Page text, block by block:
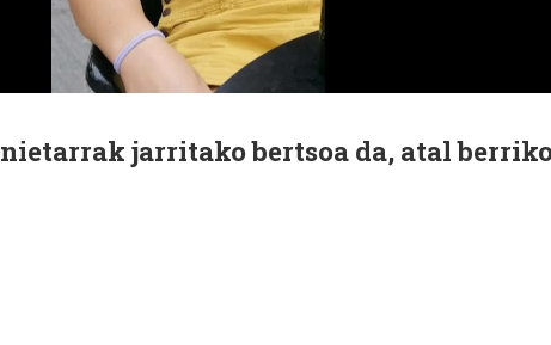
jarritako bertsoa da, atal